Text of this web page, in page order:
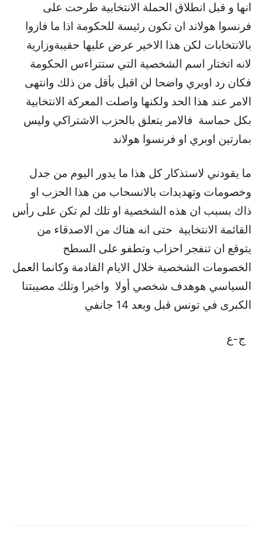
انها و قبل انطلاق الحملة الانتخابية طرحت على
فرنسوا هولاند ان تكون رئيسة للحكومة اذا ما فازوا
بالانتخابات لكن هذا الاخير عرض عليها حقيبةوزارية
لانه اتختار اسم الشخصية التي ستتراءس الحكومة
فكان رد اوبري واضحا لن اقبل بأقل من ذلك وانتهى
الامر عند هذا الحد ولكنها واصلت المعركة الانتخابية
بكل حماسة فالامر يتعلق بالحزب الاشتراكي وليس
بمارتين اوبري او فرنسوا هولاند
ما يقودني لاستذكار كل هذا ما يدور اليوم من جدل
وخصومات وتهديدات بالانسحاب من هذا الحزب او
ذاك بسبب ان هذه الشخصية او تلك لم تكن على رأس
القائمة الانتخابية حتى انه هناك من الاصدقاء من
يتوقع ان تنفجر احزاب وتطفو على السطح
الخصومات الشخصية خلال الايام القادمة وكانما العمل
السياسي هوهدف شخصي أولا واخيرا وتلك مصيبتنا
الكبرى في تونس قبل وبعد 14 جانفي